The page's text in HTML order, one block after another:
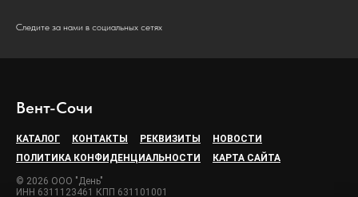
Следите за нами в социальных сетях
Вент-Сочи
КАТАЛОГ КОНТАКТЫ РЕКВИЗИТЫ
НОВОСТИ
ПОЛИТИКА КОНФИДЕНЦИАЛЬНОСТИ
КАРТА САЙТА
© 2026 ООО "День"
ИНН 6311123461 КПП 631101001